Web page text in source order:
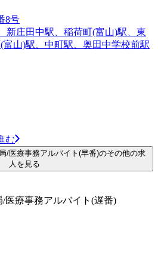
8号
新庄田中駅、稲荷町(富山)駅、東
山)駅、中町駅、奥田中学校前駅
む
/医療事務アルバイト(早番)のその他の求
人を見る
医療事務アルバイト(遅番)